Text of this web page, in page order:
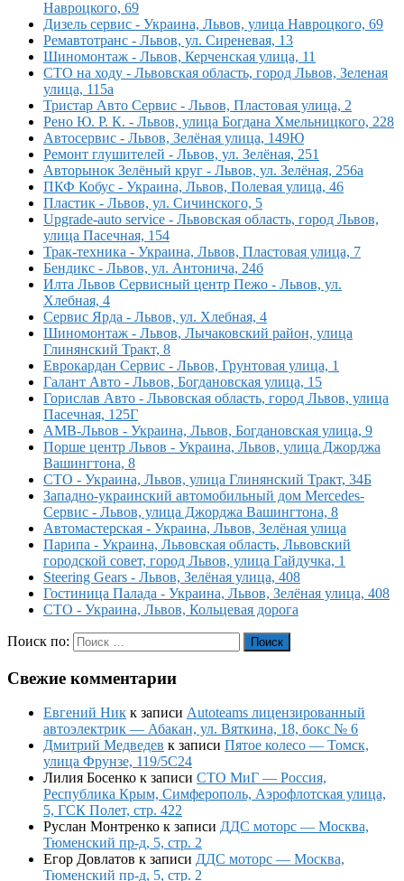
Навроцкого, 69
Дизель сервис - Украина, Львов, улица Навроцкого, 69
Ремавтотранс - Львов, ул. Сиреневая, 13
Шиномонтаж - Львов, Керченская улица, 11
СТО на ходу - Львовская область, город Львов, Зеленая
улица, 115а
Тристар Авто Сервис - Львов, Пластовая улица, 2
Рено Ю. Р. К. - Львов, улица Богдана Хмельницкого, 228
Автосервис - Львов, Зелёная улица, 149Ю
Ремонт глушителей - Львов, ул. Зелёная, 251
Авторынок Зелёный круг - Львов, ул. Зелёная, 256а
ПКФ Кобус - Украина, Львов, Полевая улица, 46
Пластик - Львов, ул. Сичинского, 5
Upgrade-auto service - Львовская область, город Львов,
улица Пасечная, 154
Трак-техника - Украина, Львов, Пластовая улица, 7
Бендикс - Львов, ул. Антонича, 24б
Илта Львов Сервисный центр Пежо - Львов, ул.
Хлебная, 4
Сервис Ярда - Львов, ул. Хлебная, 4
Шиномонтаж - Львов, Лычаковский район, улица
Глинянский Тракт, 8
Еврокардан Сервис - Львов, Грунтовая улица, 1
Галант Авто - Львов, Богдановская улица, 15
Горислав Авто - Львовская область, город Львов, улица
Пасечная, 125Г
АМВ-Львов - Украина, Львов, Богдановская улица, 9
Порше центр Львов - Украина, Львов, улица Джорджа
Вашингтона, 8
СТО - Украина, Львов, улица Глинянский Тракт, 34Б
Западно-украинский автомобильный дом Mercedes-
Сервис - Львов, улица Джорджа Вашингтона, 8
Автомастерская - Украина, Львов, Зелёная улица
Парипа - Украина, Львовская область, Львовский
городской совет, город Львов, улица Гайдучка, 1
Steering Gears - Львов, Зелёная улица, 408
Гостиница Палада - Украина, Львов, Зелёная улица, 408
СТО - Украина, Львов, Кольцевая дорога
Поиск по: Поиск
Свежие комментарии
Евгений Ник к записи Autoteams лицензированный
автоэлектрик — Абакан, ул. Вяткина, 18, бокс № 6
Дмитрий Медведев к записи Пятое колесо — Томск,
улица Фрунзе, 119/5С24
Лилия Босенко к записи СТО МиГ — Россия,
Республика Крым, Симферополь, Аэрофлотская улица,
5, ГСК Полет, стр. 422
Руслан Монтренко к записи ДДС моторс — Москва,
Тюменский пр-д, 5, стр. 2
Егор Довлатов к записи ДДС моторс — Москва,
Тюменский пр-д, 5, стр. 2